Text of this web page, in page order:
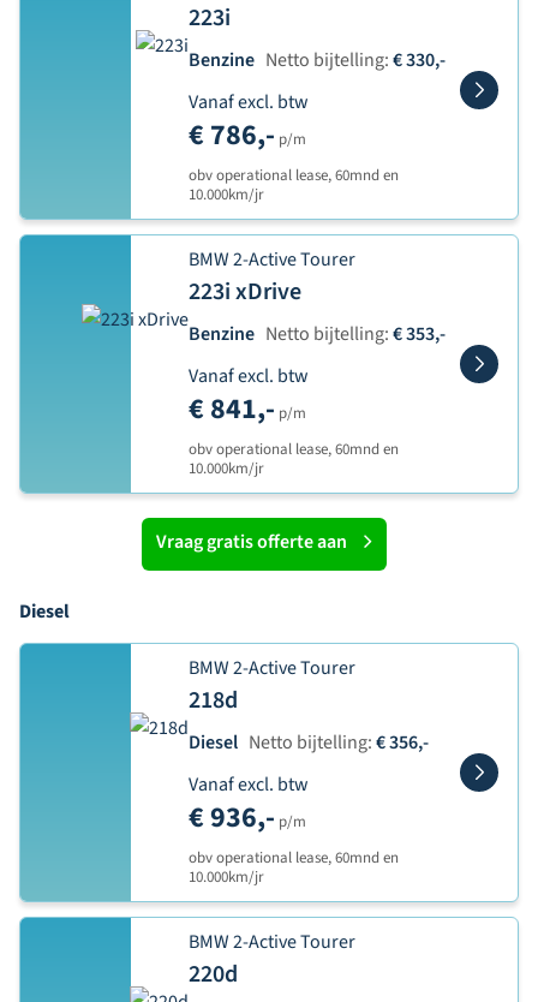
223i
Benzine Netto bijtelling:€ 330,-
Vanaf excl. btw
€ 786,- p/m
obv operational lease, 60mnd en
10.000km/jr
BMW 2-Active Tourer
223i xDrive
Benzine Netto bijtelling:€ 353,-
Vanaf excl. btw
€ 841,- p/m
obv operational lease, 60mnd en
10.000km/jr
Vraag gratis offerte aan
Diesel
BMW 2-Active Tourer
218d
Diesel Netto bijtelling:€ 356,-
Vanaf excl. btw
€ 936,- p/m
obv operational lease, 60mnd en
10.000km/jr
BMW 2-Active Tourer
220d